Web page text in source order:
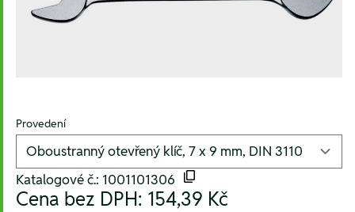
Provedení
Katalogové č.: 1001101306
Cena bez DPH: 154,39 Kč